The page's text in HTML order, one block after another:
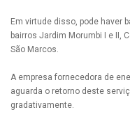
Em virtude disso, pode haver
bairros Jardim Morumbi I e II,
São Marcos.
A empresa fornecedora de
aguarda o retorno deste
gradativamente.